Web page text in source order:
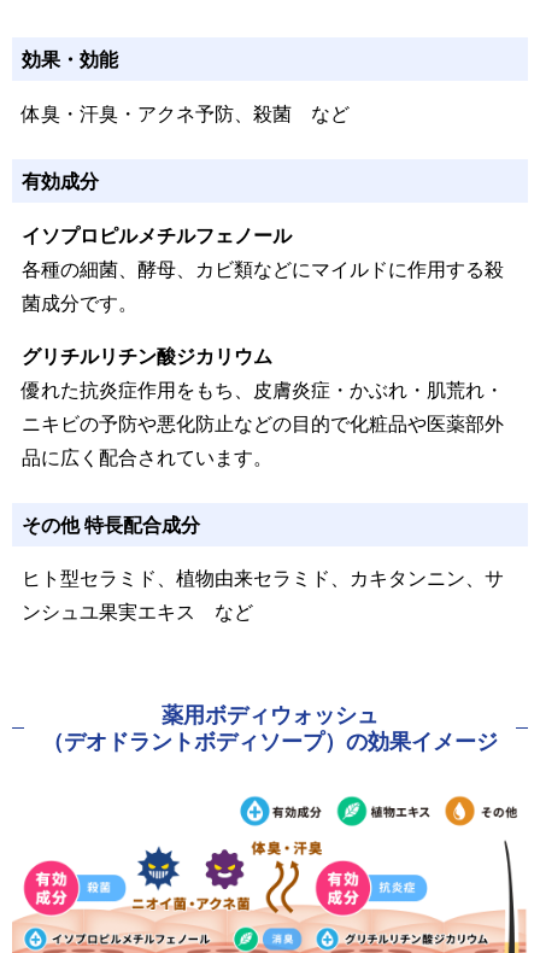
効果・効能
体臭・汗臭・アクネ予防、殺菌 など
有効成分
イソプロピルメチルフェノール
各種の細菌、酵母、カビ類などにマイルドに作用する殺
菌成分です。
グリチルリチン酸ジカリウム
優れた抗炎症作用をもち、皮膚炎症・かぶれ・肌荒れ・
ニキビの予防や悪化防止などの目的で化粧品や医薬部外
品に広く配合されています。
その他 特長配合成分
ヒト型セラミド、植物由来セラミド、カキタンニン、サ
ンシュユ果実エキス など
薬用ボディウォッシュ
（デオドラントボディソープ） の効果イメージ